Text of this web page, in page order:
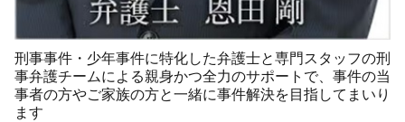
刑事事件・少年事件に特化した弁護士と専門スタッフの刑
事弁護チームによる親身かつ全力のサポートで、事件の当
事者の方やご家族の方と一緒に事件解決を目指してまいり
ます